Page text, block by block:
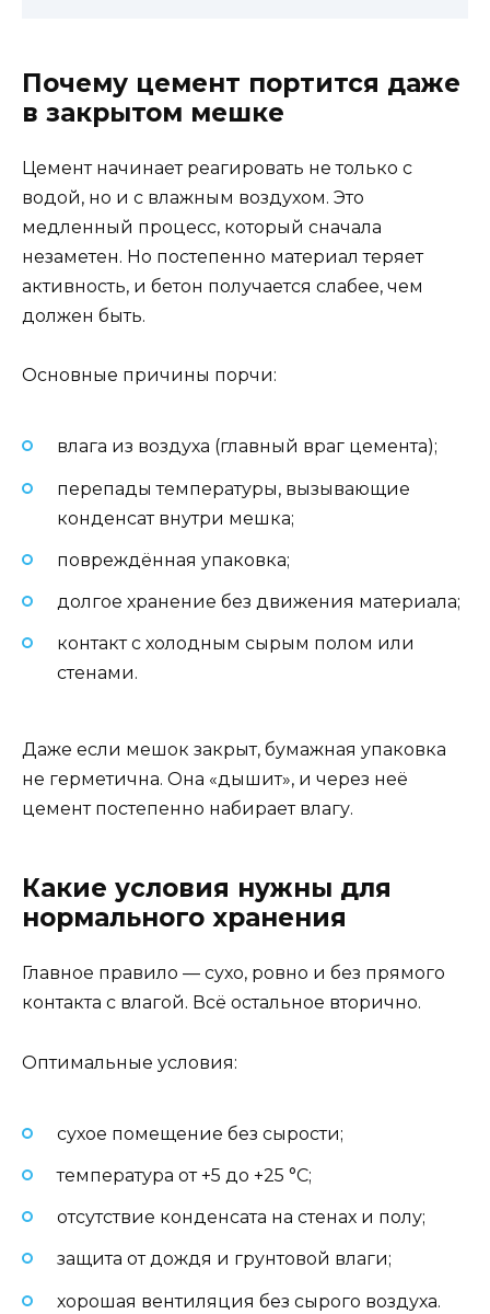
Почему цемент портится даже
в закрытом мешке
Цемент начинает реагировать не только с
водой, но и с влажным воздухом. Это
медленный процесс, который сначала
незаметен. Но постепенно материал теряет
активность, и бетон получается слабее, чем
должен быть.
Основные причины порчи:
влага из воздуха (главный враг цемента);
перепады температуры, вызывающие
конденсат внутри мешка;
повреждённая упаковка;
долгое хранение без движения материала;
контакт с холодным сырым полом или
стенами.
Даже если мешок закрыт, бумажная упаковка
не герметична. Она «дышит», и через неё
цемент постепенно набирает влагу.
Какие условия нужны для
нормального хранения
Главное правило — сухо, ровно и без прямого
контакта с влагой. Всё остальное вторично.
Оптимальные условия:
сухое помещение без сырости;
температура от +5 до +25 °C;
отсутствие конденсата на стенах и полу;
защита от дождя и грунтовой влаги;
хорошая вентиляция без сырого воздуха.